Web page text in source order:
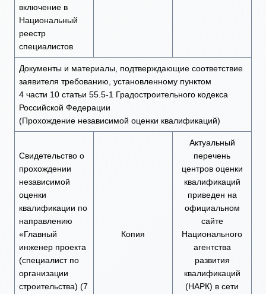
включение в
Национальный
реестр
специалистов
Документы и материалы, подтверждающие соответствие
заявителя требованию, установленному пунктом
4 части 10 статьи 55.5-1 Градостроительного кодекса
Российской Федерации
(Прохождение независимой оценки квалификаций)
Свидетельство о
прохождении
независимой
оценки
квалификации по
направлению
«Главный
инженер проекта
(специалист по
организации
строительства) (7
Копия
Актуальный
перечень
центров оценки
квалификаций
приведен на
официальном
сайте
Национального
агентства
развития
квалификаций
(НАРК) в сети